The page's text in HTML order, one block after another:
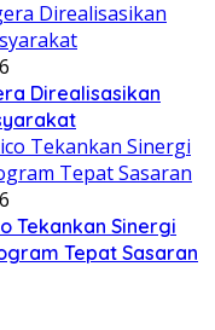
Direalisasikan
Tekankan Sinergi
Tepat Sasaran